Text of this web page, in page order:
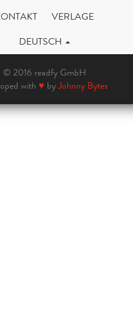
VERLAGE
DEUTSCH
© 2016 readfy GmbH
with ♥ byJohnny Bytes